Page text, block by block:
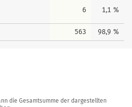
6 1,1 %
563 98,9 %
die Gesamtsumme der dargestellten